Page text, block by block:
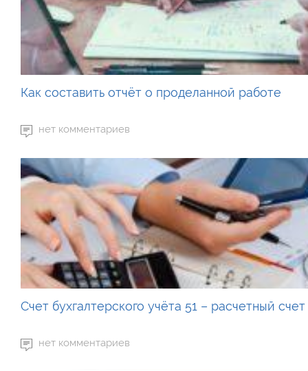
Как составить отчёт о проделанной работе
нет комментариев
Счет бухгалтерского учёта 51 – расчетный счет
нет комментариев